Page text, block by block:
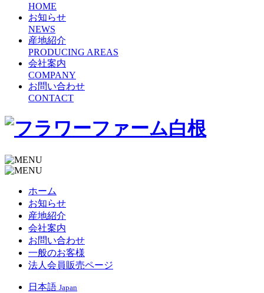
HOME
お知らせ
NEWS
産地紹介
PRODUCING AREAS
会社案内
COMPANY
お問い合わせ
CONTACT
ホーム
お知らせ
産地紹介
会社案内
お問い合わせ
一般のお客様
法人会員販売ページ
日本語 Japan